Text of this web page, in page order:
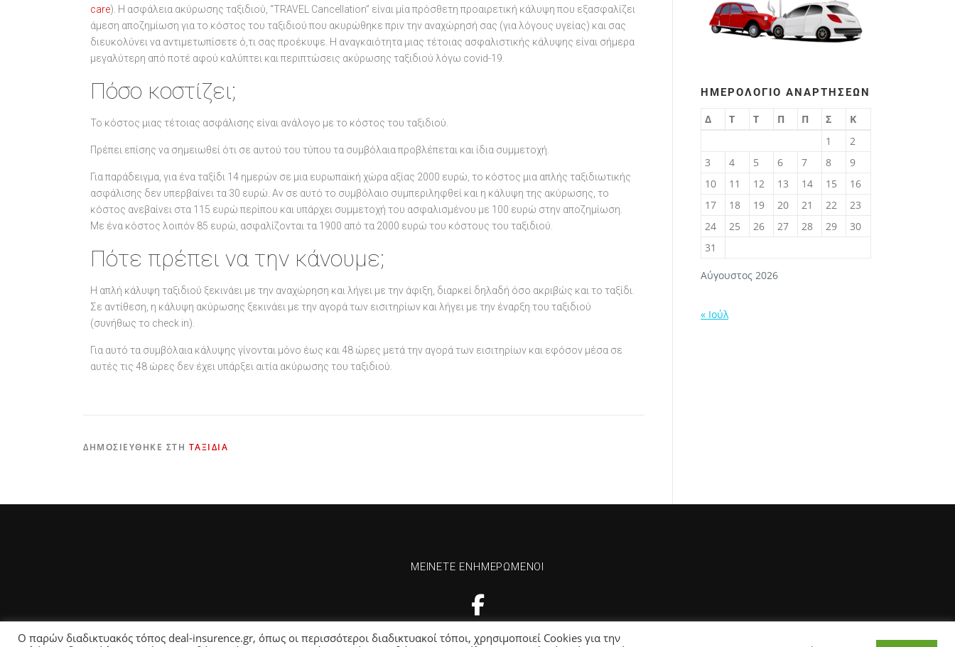
care). Η ασφάλεια ακύρωσης ταξιδιού, “TRAVEL Cancellation” είναι μία πρόσθετη προαιρετική κάλυψη που εξασφαλίζει
άμεση αποζημίωση για το κόστος του ταξιδιού που ακυρώθηκε πριν την αναχώρησή σας (για λόγους υγείας) και σας
διευκολύνει να αντιμετωπίσετε ό,τι σας προέκυψε. Η αναγκαιότητα μιας τέτοιας ασφαλιστικής κάλυψης είναι σήμερα
μεγαλύτερη από ποτέ αφού καλύπτει και περιπτώσεις ακύρωσης ταξιδιού λόγω covid-19.
Πόσο κοστίζει;
Το κόστος μιας τέτοιας ασφάλισης είναι ανάλογο με το κόστος του ταξιδιού.
Πρέπει επίσης να σημειωθεί ότι σε αυτού του τύπου τα συμβόλαια προβλέπεται και ίδια συμμετοχή.
Για παράδειγμα, για ένα ταξίδι 14 ημερών σε μια ευρωπαϊκή χώρα αξίας 2000 ευρώ, το κόστος μια απλής ταξιδιωτικής
ασφάλισης δεν υπερβαίνει τα 30 ευρώ. Αν σε αυτό το συμβόλαιο συμπεριληφθεί και η κάλυψη της ακύρωσης, το
κόστος ανεβαίνει στα 115 ευρώ περίπου και υπάρχει συμμετοχή του ασφαλισμένου με 100 ευρώ στην αποζημίωση.
Με ένα κόστος λοιπόν 85 ευρώ, ασφαλίζονται τα 1900 από τα 2000 ευρώ του κόστους του ταξιδιού.
Πότε πρέπει να την κάνουμε;
Η απλή κάλυψη ταξιδιού ξεκινάει με την αναχώρηση και λήγει με την άφιξη, διαρκεί δηλαδή όσο ακριβώς και το ταξίδι.
Σε αντίθεση, η κάλυψη ακύρωσης ξεκινάει με την αγορά των εισιτηρίων και λήγει με την έναρξη του ταξιδιού
(συνήθως το check in).
Για αυτό τα συμβόλαια κάλυψης γίνονται μόνο έως και 48 ώρες μετά την αγορά των εισιτηρίων και εφόσον μέσα σε
αυτές τις 48 ώρες δεν έχει υπάρξει αιτία ακύρωσης του ταξιδιού.
ΔΗΜΟΣΙΕΎΘΗΚΕ ΣΤΗ ΤΑΞΊΔΙΑ
ΗΜΕΡΟΛΌΓΙΟ ΑΝΑΡΤΉΣΕΩΝ
Αύγουστος 2026
Δ Τ Τ Π Π Σ
Κ
1
2
3
4 5 6 7 8
9
10
11 12 13 14 15
16
17
18 19 20 21 22
23
24
25 26 27 28 29
30
31
« Ιούλ
ΜΕΊΝΕΤΕ ΕΝΗΜΕΡΩΜΈΝΟΙ
Ο παρών διαδικτυακός τόπος deal-insurence.gr, όπως οι περισσότεροι διαδικτυακοί τόποι, χρησιμοποιεί Cookies για την